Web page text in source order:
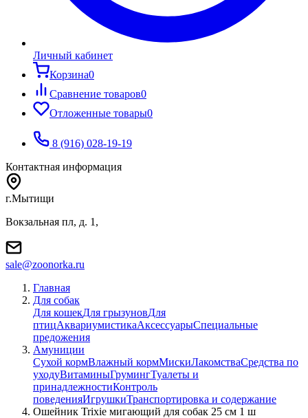
Личный кабинет
Корзина0
Сравнение товаров0
Отложенные товары0
8 (916) 028-19-19
Контактная информация
г.Мытищи
Вокзальная пл, д. 1,
sale@zoonorka.ru
Главная
Для собак
Для кошекДля грызуновДля
птицАквариумистикаАксессуарыСпециальные
предожения
Амуниции
Сухой кормВлажный кормМискиЛакомстваСредства по
уходуВитаминыГрумингТуалеты и
принадлежностиКонтроль
поведенияИгрушкиТранспортировка и содержание
Ошейник Trixie мигающий для собак 25 см 1 ш